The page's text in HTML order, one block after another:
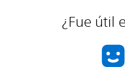
¿Fue útil